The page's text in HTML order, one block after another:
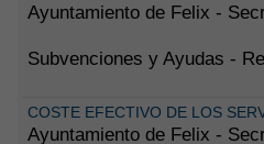
Ayuntamiento de Felix -
Subvenciones y Ayudas -
COSTE EFECTIVO DE LOS
Ayuntamiento de Felix -